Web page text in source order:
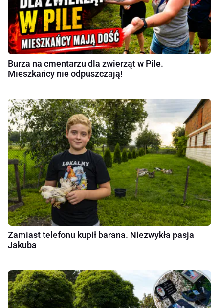
Burza na cmentarzu dla zwierząt w Pile.
Mieszkańcy nie odpuszczają!
Zamiast telefonu kupił barana. Niezwykła pasja
Jakuba